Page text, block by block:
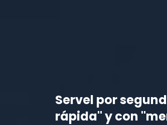
Servel por
rápida" y con